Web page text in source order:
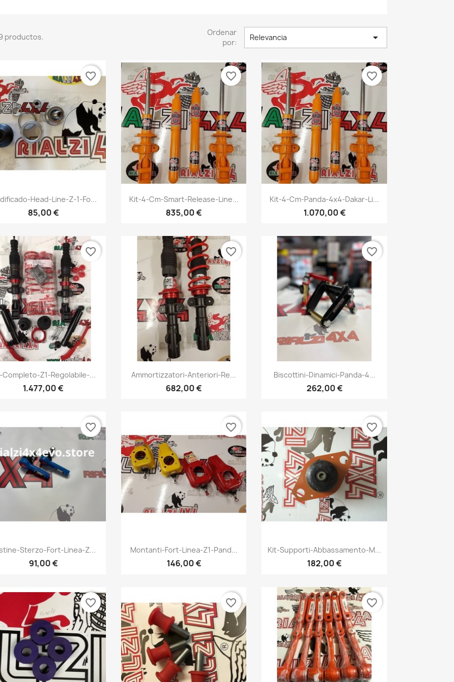
productos.
Ordenar
por:
Relevancia 
Vista rápida
Head-Line-Z-1-Fo...
85,00 €
favorite_border
Vista rápida
Kit-4-Cm-Smart-Release-Line...
835,00 €
favorite_border
Vista rápida
Kit-4-Cm-Panda-4x4-Dakar-Li...
1.070,00 €
favorite_border
Vista rápida
Completo-Z1-Regolabile-...
1.477,00 €
favorite_border
Vista rápida
Ammortizzatori-Anteriori-Re...
682,00 €
favorite_border
 Vista rápida
Biscottini-Dinamici-Panda-4...
262,00 €
favorite_border
Vista rápida
Sterzo-Fort-Linea-Z...
91,00 €
favorite_border
Vista rápida
Montanti-Fort-Linea-Z1-Pand...
146,00 €
favorite_border
Vista rápida
Kit-Supporti-Abbassamento-M...
182,00 €
favorite_border
favorite_border favorite_border favorite_border